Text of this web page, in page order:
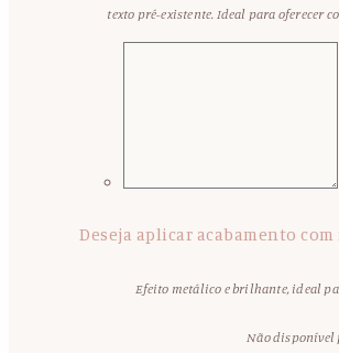
texto pré-existente. Ideal para oferecer
Deseja aplicar acabamento
Efeito metálico e brilhante, ideal
Não disponível